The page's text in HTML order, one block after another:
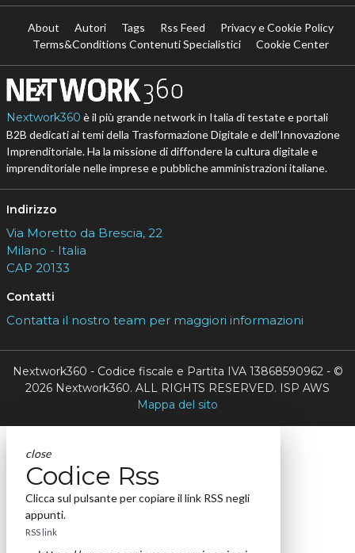
About Autori Tags Rss Feed
Privacy e Cookie Policy
Terms&Conditions Contenuti Specialistici
Cookie Center
Nextwork360 è il più grande network in Italia di testate e portali
B2B dedicati ai temi della Trasformazione Digitale e dell’Innovazione
Imprenditoriale. Ha la missione di diffondere la cultura digitale e
imprenditoriale nelle imprese e pubbliche amministrazioni italiane.
Indirizzo
Via Moretto da Brescia, 22
Milano - Italia
CAP 20133
Contatti
Contatta il nostro team per maggiori informazioni
Nextwork360 - Codice fiscale e Partita IVA 13868590962 - ©
2026 Nextwork360. ALL RIGHTS RESERVED. ISP AWS
Mappa del sito
close
Codice Rss
Clicca sul pulsante per copiare il link RSS negli
appunti.
RSS link